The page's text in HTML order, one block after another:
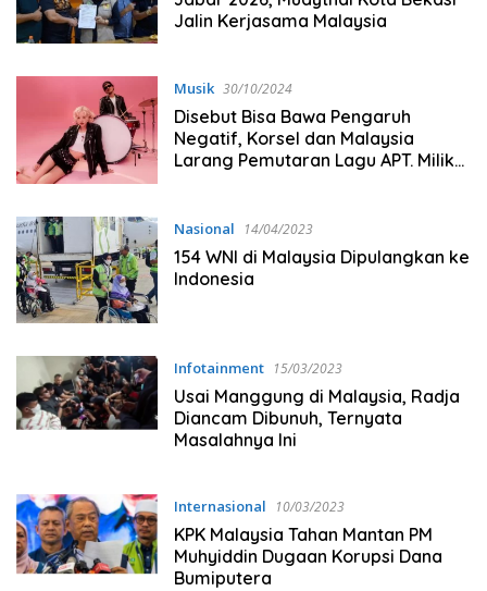
Jalin Kerjasama Malaysia
Musik 30/10/2024
Disebut Bisa Bawa Pengaruh
Negatif, Korsel dan Malaysia
Larang Pemutaran Lagu APT. Milik
Nasional 14/04/2023
154 WNI di Malaysia Dipulangkan ke
Indonesia
Infotainment 15/03/2023
Usai Manggung di Malaysia, Radja
Diancam Dibunuh, Ternyata
Masalahnya Ini
Internasional 10/03/2023
KPK Malaysia Tahan Mantan PM
Muhyiddin Dugaan Korupsi Dana
Bumiputera